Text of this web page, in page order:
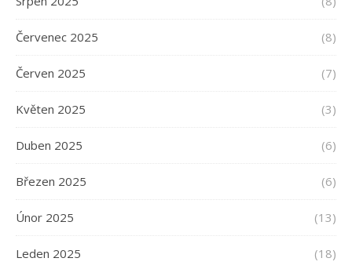
Červenec 2025 (8)
Červen 2025 (7)
Květen 2025 (3)
Duben 2025 (6)
Březen 2025 (6)
Únor 2025 (13)
Leden 2025 (18)